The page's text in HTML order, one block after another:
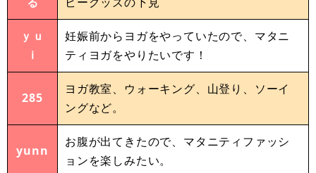
ｙｕ
ｉ
妊娠前からヨガをやっていたので、マタニ
ティヨガをやりたいです！
285
ヨガ教室、ウォーキング、山登り、ソーイ
ングなど。
yunn
お腹が出てきたので、マタニティファッシ
ョンを楽しみたい。